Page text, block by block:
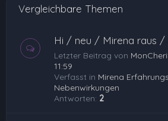
Vergleichbare Themen
Hi / neu / Mirena raus /
Letzter Beitrag von
11:59
Verfasst in Mirena
Nebenwirkungen
Antworten: 2